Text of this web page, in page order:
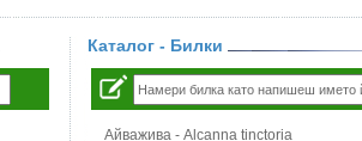
Каталог - Билки
Айважива - Alcanna tinctoria